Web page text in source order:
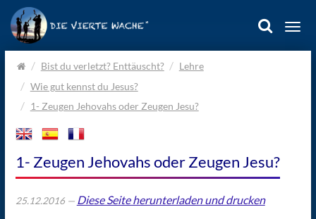
Home.Bist du verletzt? Enttäuscht?
Lehre
Wie gut kennst du Jesus?
1- Zeugen Jehovahs oder Zeugen Jesu?
1- Zeugen Jehovahs oder Zeugen Jesu?
25.12.2016 — Diese Seite herunterladen und drucken